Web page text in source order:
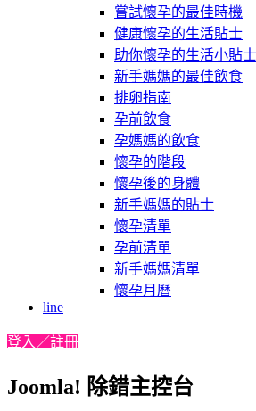
嘗試懷孕的最佳時機
健康懷孕的生活貼士
助你懷孕的生活小貼士
新手媽媽的最佳飲食
排卵指南
孕前飲食
孕媽媽的飲食
懷孕的階段
懷孕後的身體
新手媽媽的貼士
懷孕清單
孕前清單
新手媽媽清單
懷孕月曆
line
登入／註冊
Joomla! 除錯主控台